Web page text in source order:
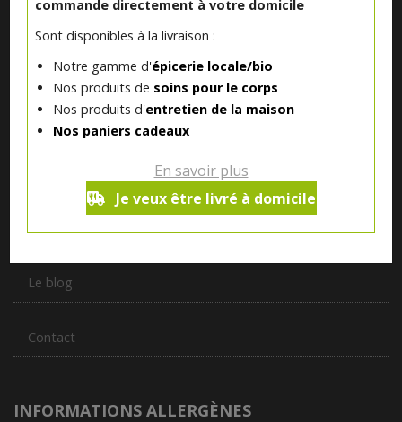
commande directement à votre domicile
Sont disponibles à la livraison :
Notre gamme d'épicerie locale/bio
Nos produits de soins pour le corps
Nos produits d'entretien de la maison
Nos paniers cadeaux
En savoir plus
Je veux être livré à domicile
Notre magasin situé à Quevaucamps réunit sous son toit les
vous servir du petit déjeuner au souper.
Qui sommes nous ?
Le blog
Contact
INFORMATIONS ALLERGÈNES